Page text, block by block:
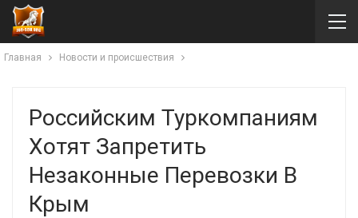
Главная Новости и происшествия
Российским Туркомпаниям
Хотят Запретить
Незаконные Перевозки В
Крым